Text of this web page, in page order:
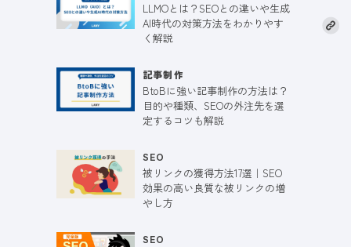
LLMOとは？SEOとの違いや生成
AI時代の対策方法をわかりやす
く解説
記事制作
BtoBに強い記事制作の方法は？
目的や種類、SEOの外注先を選
定するコツも解説
SEO
被リンクの獲得方法17選｜SEO
効果の高い良質な被リンクの増
やし方
SEO